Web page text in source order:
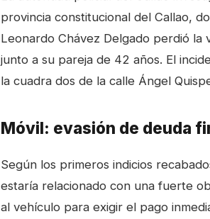
provincia constitucional del Callao,
Leonardo Chávez Delgado perdió la
junto a su pareja de 42 años. El
la cuadra dos de la calle Ángel
Móvil: evasión de deuda
Según los primeros indicios
estaría relacionado con una fuerte
al vehículo para exigir el pago